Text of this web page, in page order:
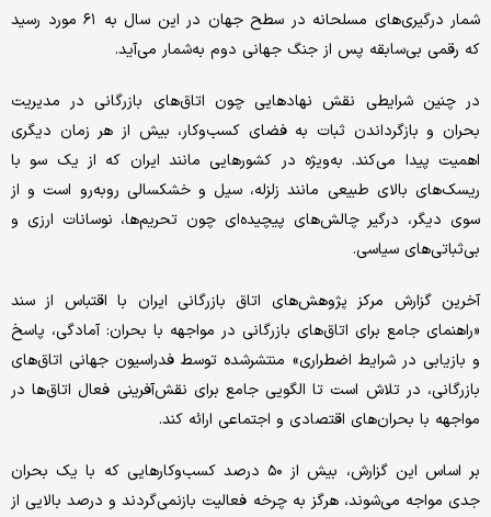
شمار درگیری‌های مسلحانه در سطح جهان در این سال به ۶۱ مورد رسید
که رقمی بی‌سابقه پس از جنگ جهانی دوم به‌شمار می‌آید.
در چنین شرایطی نقش نهادهایی چون اتاق‌های بازرگانی در مدیریت
بحران و بازگرداندن ثبات به فضای کسب‌وکار، بیش از هر زمان دیگری
اهمیت پیدا می‌کند. به‌ویژه در کشورهایی مانند ایران که از یک سو با
ریسک‌های بالای طبیعی مانند زلزله، سیل و خشکسالی روبه‌رو است و از
سوی دیگر، درگیر چالش‌های پیچیده‌ای چون تحریم‌ها، نوسانات ارزی و
بی‌ثباتی‌های سیاسی.
آخرین گزارش مرکز پژوهش‌های اتاق بازرگانی ایران با اقتباس از سند
«راهنمای جامع برای اتاق‌های بازرگانی در مواجهه با بحران: آمادگی، پاسخ
و بازیابی در شرایط اضطراری» منتشرشده توسط فدراسیون جهانی اتاق‌های
بازرگانی، در تلاش است تا الگویی جامع برای نقش‌آفرینی فعال اتاق‌ها در
مواجهه با بحران‌های اقتصادی و اجتماعی ارائه کند.
بر اساس این گزارش، بیش از ۵۰ درصد کسب‌وکارهایی که با یک بحران
جدی مواجه می‌شوند، هرگز به چرخه فعالیت بازنمی‌گردند و درصد بالایی از